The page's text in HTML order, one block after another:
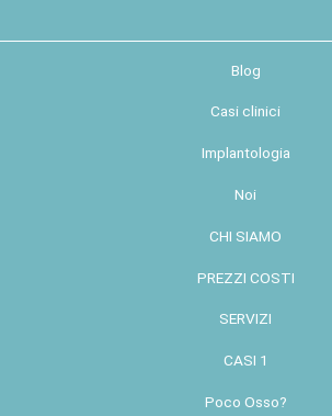
Blog
Casi clinici
Implantologia
Noi
CHI SIAMO
PREZZI COSTI
SERVIZI
CASI 1
Poco Osso?